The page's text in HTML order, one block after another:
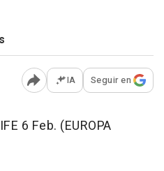
Abrir opciones para
IA Seguir en
6 Feb. (EUROPA